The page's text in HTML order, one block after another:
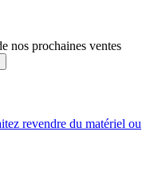
nos prochaines ventes